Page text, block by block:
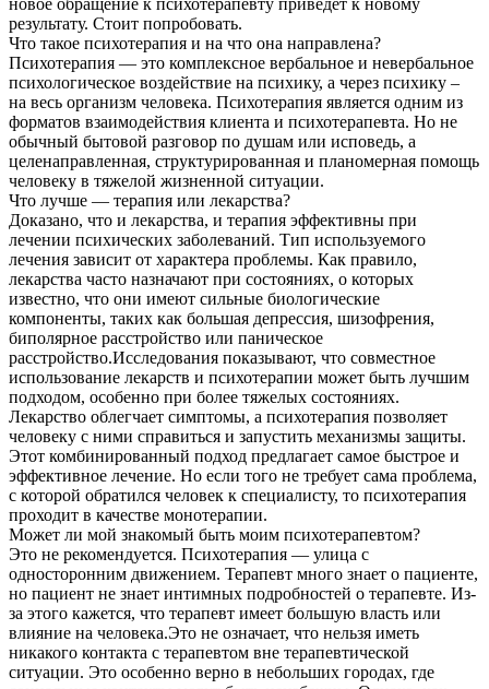
новое обращение к психотерапевту приведёт к новому
результату. Стоит попробовать.
Что такое психотерапия и на что она направлена?
Психотерапия — это комплексное вербальное и невербальное
психологическое воздействие на психику, а через психику –
на весь организм человека. Психотерапия является одним из
форматов взаимодействия клиента и психотерапевта. Но не
обычный бытовой разговор по душам или исповедь, а
целенаправленная, структурированная и планомерная помощь
человеку в тяжелой жизненной ситуации.
Что лучше — терапия или лекарства?
Доказано, что и лекарства, и терапия эффективны при
лечении психических заболеваний. Тип используемого
лечения зависит от характера проблемы. Как правило,
лекарства часто назначают при состояниях, о которых
известно, что они имеют сильные биологические
компоненты, таких как большая депрессия, шизофрения,
биполярное расстройство или паническое
расстройство.Исследования показывают, что совместное
использование лекарств и психотерапии может быть лучшим
подходом, особенно при более тяжелых состояниях.
Лекарство облегчает симптомы, а психотерапия позволяет
человеку с ними справиться и запустить механизмы защиты.
Этот комбинированный подход предлагает самое быстрое и
эффективное лечение. Но если того не требует сама проблема,
с которой обратился человек к специалисту, то психотерапия
проходит в качестве монотерапии.
Может ли мой знакомый быть моим психотерапевтом?
Это не рекомендуется. Психотерапия — улица с
односторонним движением. Терапевт много знает о пациенте,
но пациент не знает интимных подробностей о терапевте. Из-
за этого кажется, что терапевт имеет большую власть или
влияние на человека.Это не означает, что нельзя иметь
никакого контакта с терапевтом вне терапевтической
ситуации. Это особенно верно в небольших городах, где